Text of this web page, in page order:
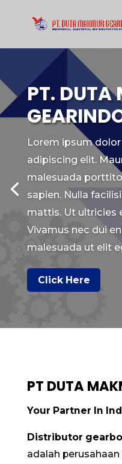
PT. DUTA
Lorem ipsum
adipiscing elit.
malesuada
sapien. Nulla
mattis. Ut ultricies
Vivamus nec dui
malesuada ut elit
Click Here
PT DUTA
Your Partner In
Distributor
adalah